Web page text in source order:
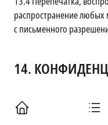
распространение любых
с письменного
14.
Покупатель заполняет